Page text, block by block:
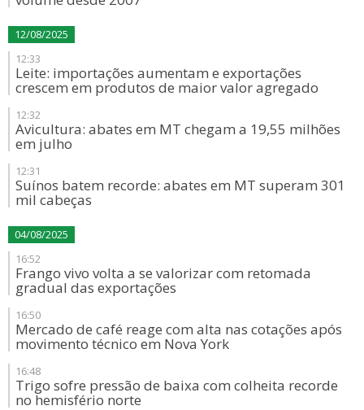
12/08/2025
12:33
Leite: importações aumentam e exportações
crescem em produtos de maior valor agregado
12:32
Avicultura: abates em MT chegam a 19,55 milhões
em julho
12:31
Suínos batem recorde: abates em MT superam 301
mil cabeças
04/08/2025
16:52
Frango vivo volta a se valorizar com retomada
gradual das exportações
16:50
Mercado de café reage com alta nas cotações após
movimento técnico em Nova York
16:48
Trigo sofre pressão de baixa com colheita recorde
no hemisfério norte